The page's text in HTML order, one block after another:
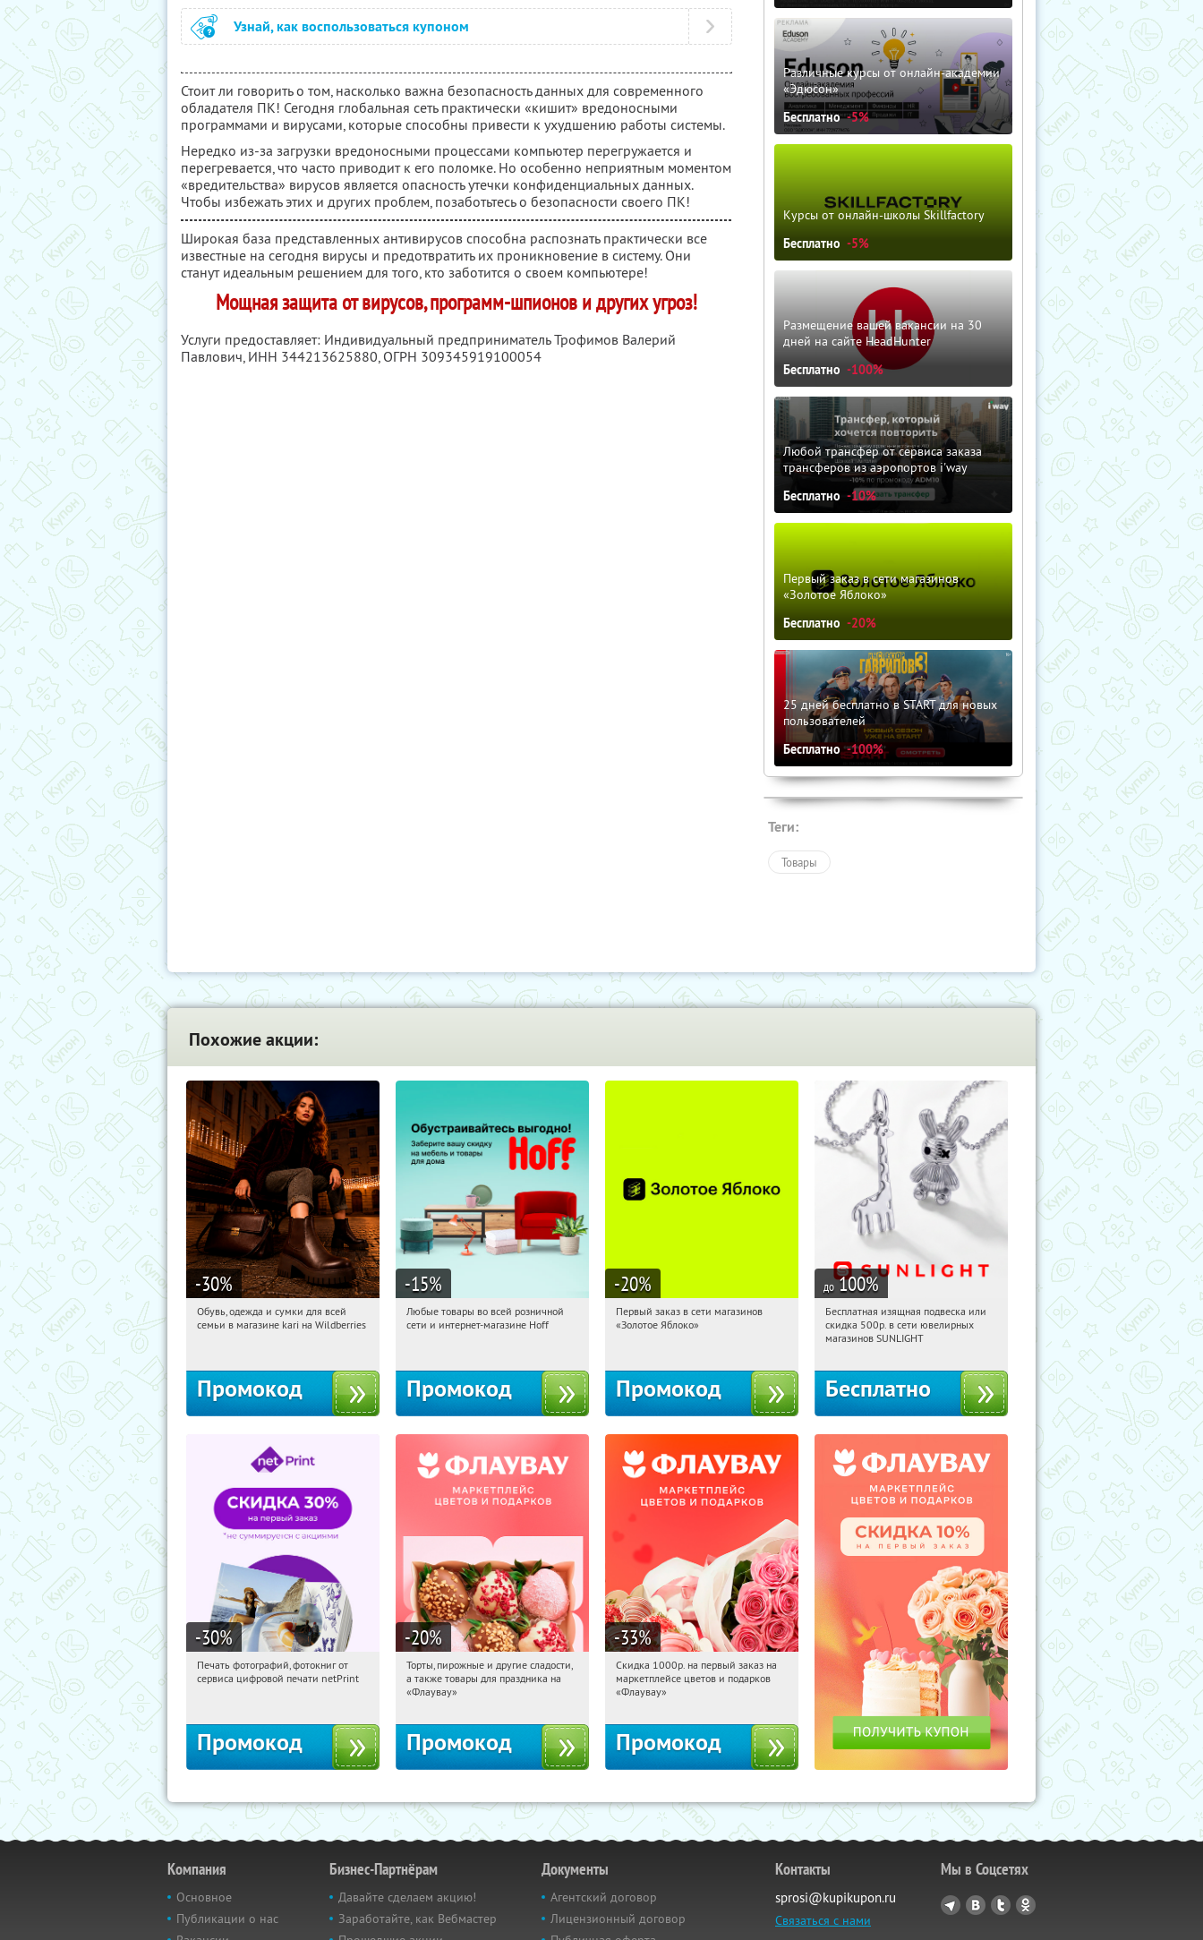
Узнай, как воспользоваться купоном
Стоит ли говорить о том, насколько важна безопасность данных для современного
обладателя ПК! Сегодня глобальная сеть практически «кишит» вредоносными
программами и вирусами, которые способны привести к ухудшению работы системы.
Нередко из-за загрузки вредоносными процессами компьютер перегружается и
перегревается, что часто приводит к его поломке. Но особенно неприятным моментом
«вредительства» вирусов является опасность утечки конфиденциальных данных.
Чтобы избежать этих и других проблем, позаботьтесь о безопасности своего ПК!
Широкая база представленных антивирусов способна распознать практически все
известные на сегодня вирусы и предотвратить их проникновение в систему. Они
станут идеальным решением для того, кто заботится о своем компьютере!
Мощная защита от вирусов, программ-шпионов и других угроз!
Услуги предоставляет: Индивидуальный предприниматель Трофимов Валерий
Павлович, ИНН 344213625880, ОГРН 309345919100054
Различные курсы от онлайн-академии
«Эдюсон»
Бесплатно -5%
Курсы от онлайн-школы Skillfactory
Бесплатно -5%
Размещение вашей вакансии на 30
дней на сайте HeadHunter
Бесплатно -100%
Любой трансфер от сервиса заказа
трансферов из аэропортов i'way
Бесплатно -10%
Первый заказ в сети магазинов
«Золотое Яблоко»
Бесплатно -20%
25 дней бесплатно в START для новых
пользователей
Бесплатно -100%
Теги:
Товары
Похожие акции:
-30%
00:08:18 Получили:
Обувь, одежда и сумки для всей
семьи в магазине kari на Wildberries
Промокод
-15%
00:08:18 Получили:
Любые товары во всей розничной
сети и интернет-магазине Hoff
Промокод
-20%
00:08:18
Получи первым!
Первый заказ в сети магазинов
«Золотое Яблоко»
Промокод
до 100%
00:08:18 Получили:
Россия
Бесплатная изящная подвеска или
скидка 500р. в сети ювелирных
магазинов SUNLIGHT
Бесплатно
-30%
00:08:18 Получили:
Печать фотографий, фотокниг от
сервиса цифровой печати netPrint
Промокод
-20%
00:08:18 Получили:
Россия
Торты, пирожные и другие сладости,
а также товары для праздника на
«Флаувау»
Промокод
-33%
00:08:18 Получили:
Россия
Скидка 1000р. на первый заказ на
маркетплейсе цветов и подарков
«Флаувау»
Промокод
Компания
Основное
Публикации о нас
Бизнес-Партнёрам
Давайте сделаем акцию!
Заработайте, как Вебмастер
Документы
Агентский договор
Лицензионный договор
Контакты
sprosi@kupikupon.ru
Связаться с нами
Мы в Соцсетях